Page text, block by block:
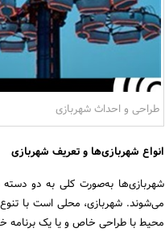
طراحی و احداث شهربازی
انواع شهربازی‌ها و تعریف شهربازی
شهربازی‌ها به‌صورت کلی به دو
می‌شوند. شهربازی، محلی است با
محیط با طراحی خاص و یا یک برنامه